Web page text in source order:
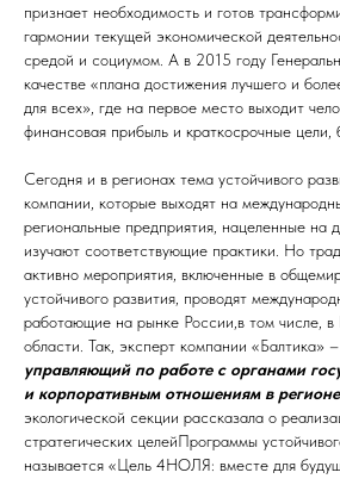
признает необходимость и готов
гармонии текущей экономической
средой и социумом. А в 2015 году
качестве «плана достижения лучшего и
для всех», где на первое место выходит
финансовая прибыль и краткосрочные
Сегодня и в регионах тема устойчивого
компании, которые выходят на
региональные предприятия, нацеленные на
изучают соответствующие практики. Но
активно мероприятия, включенные в
устойчивого развития, проводят
работающие на рынке России,в том числе, в
области. Так, эксперт компании «Балтика» –
управляющий по работе с органами
и корпоративным отношениям в
экологической секции рассказала о
стратегических целейПрограммы
называется «Цель 4НОЛЯ: вместе для